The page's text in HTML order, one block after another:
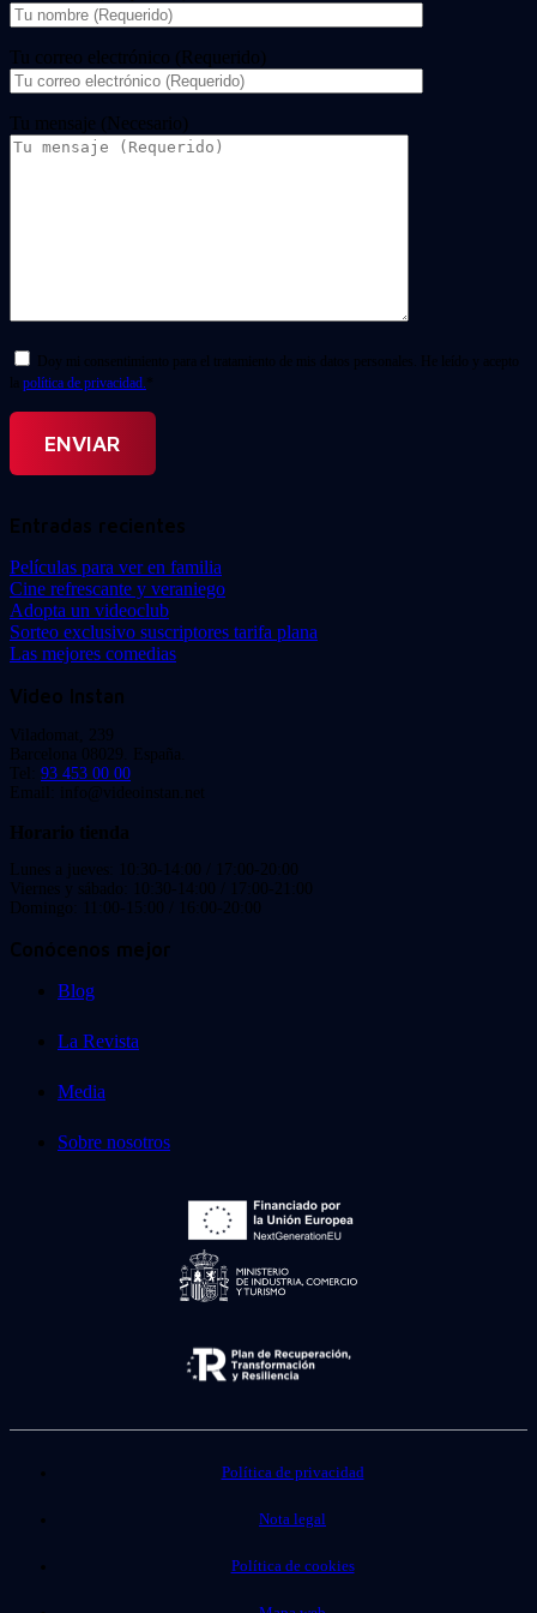
Tu correo electrónico (Requerido)
Tu mensaje (Necesario)
Doy mi consentimiento para el tratamiento de mis datos personales. He leído y acepto
la política de privacidad. *
Entradas recientes
Películas para ver en familia
Cine refrescante y veraniego
Adopta un videoclub
Sorteo exclusivo suscriptores tarifa plana
Las mejores comedias
Video Instan
Viladomat, 239
Barcelona 08029. España.
Tel: 93 453 00 00
Email: info@videoinstan.net
Horario tienda
Lunes a jueves: 10:30-14:00 / 17:00-20:00
Viernes y sábado: 10:30-14:00 / 17:00-21:00
Domingo: 11:00-15:00 / 16:00-20:00
Conócenos mejor
Blog
La Revista
Media
Sobre nosotros
Política de privacidad
Nota legal
Política de cookies